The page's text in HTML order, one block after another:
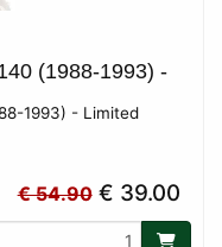
(1988-1993) -
1993) - Limited
€ 54.90€ 39.00